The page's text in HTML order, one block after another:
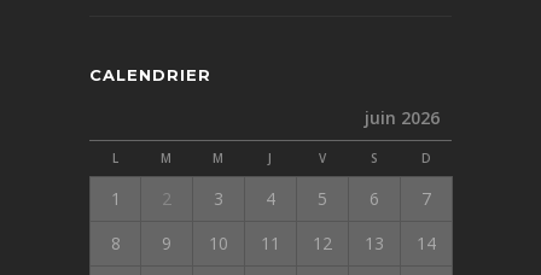
CALENDRIER
juin 2026
L M M J V S D
1 2 3 4 5 6
7
8
9 10 11 12 13 14